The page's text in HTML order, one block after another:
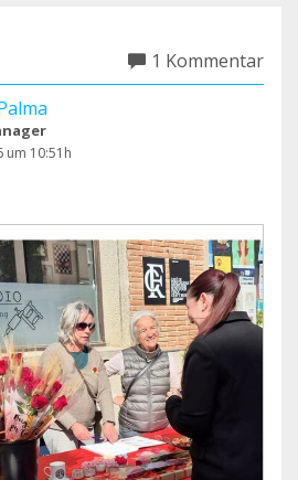
1 Kommentar
um 10:51h